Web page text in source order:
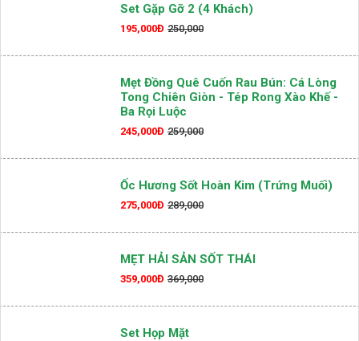
Set Gặp Gỡ 2 (4 Khách)
195,000Đ 250,000
Mẹt Đồng Quê Cuốn Rau Bún: Cá Lòng
Tong Chiên Giòn - Tép Rong Xào Khế -
Ba Rọi Luộc
245,000Đ 259,000
Ốc Hương Sốt Hoàn Kim (Trứng Muối)
275,000Đ 289,000
MẸT HẢI SẢN SỐT THÁI
359,000Đ 369,000
Set Họp Mặt